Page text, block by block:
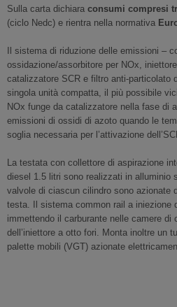
Sulla carta dichiara consumi compresi
(ciclo Nedc) e rientra nella normativa
Il sistema di riduzione delle emissioni –
ossidazione/assorbitore per NOx,
catalizzatore SCR e filtro anti-particolato
singola unità compatta, il più possibile
NOx funge da catalizzatore nella fase di
emissioni di ossidi di azoto quando le
soglia necessaria per l’attivazione
La testata con collettore di aspirazione
diesel 1.5 litri sono realizzati in alluminio
valvole di ciascun cilindro sono azionate
testa. Il sistema common rail a iniezione
immettendo il carburante nelle camere di
dell’iniettore a otto fori. Monta inoltre un
palette mobili (VGT) azionate